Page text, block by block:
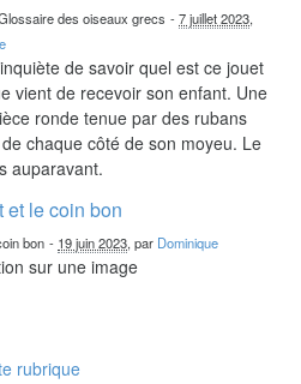
des oiseaux grecs -7 juillet 2023,
de savoir quel est ce jouet
vient de recevoir son enfant. Une
ronde tenue par des rubans
chaque côté de son moyeu. Le
auparavant.
et le coin bon
bon - 19 juin 2023, par Dominique
sur une image
rubrique